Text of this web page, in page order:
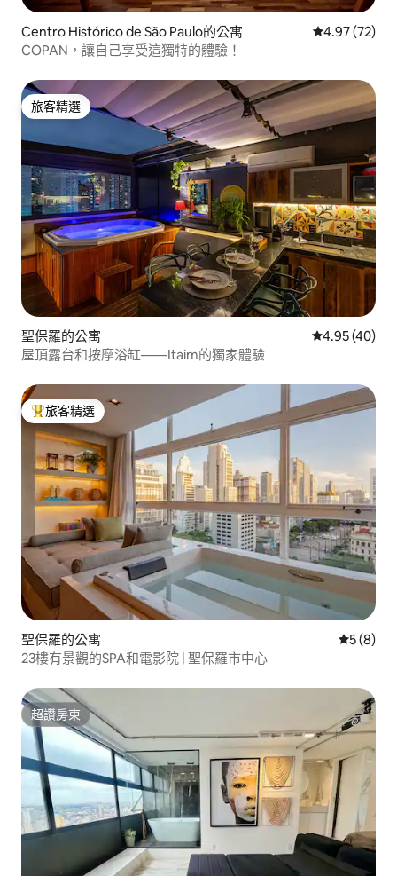
Centro Histórico de São Paulo的公寓 從 72 則評價
4.97 (72)
COPAN，讓自己享受這獨特的體驗！
旅客精選
旅客精選
聖保羅的公寓 從 40 則評價
4.95 (40)
屋頂露台和按摩浴缸——Itaim的獨家體驗
旅客精選榜首
旅客精選
聖保羅的公寓 從 8 則評
5 (8)
23樓有景觀的SPA和電影院 | 聖保羅市中心
超讚房東
超讚房東